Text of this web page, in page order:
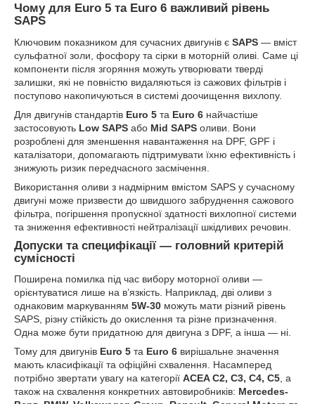
Чому для Euro 5 та Euro 6 важливий рівень
SAPS
Ключовим показником для сучасних двигунів є SAPS — вміст
сульфатної золи, фосфору та сірки в моторній оливі. Саме ці
компоненти після згоряння можуть утворювати тверді
залишки, які не повністю видаляються із сажових фільтрів і
поступово накопичуються в системі доочищення вихлопу.
Для двигунів стандартів Euro 5 та Euro 6 найчастіше
застосовують Low SAPS або Mid SAPS оливи. Вони
розроблені для зменшення навантаження на DPF, GPF і
каталізатори, допомагають підтримувати їхню ефективність і
знижують ризик передчасного засмічення.
Використання оливи з надмірним вмістом SAPS у сучасному
двигуні може призвести до швидшого забруднення сажового
фільтра, погіршення пропускної здатності вихлопної системи
та зниження ефективності нейтралізації шкідливих речовин.
Допуски та специфікації — головний критерій
сумісності
Поширена помилка під час вибору моторної оливи —
орієнтуватися лише на в’язкість. Наприклад, дві оливи з
однаковим маркуванням 5W-30 можуть мати різний рівень
SAPS, різну стійкість до окислення та різне призначення.
Одна може бути придатною для двигуна з DPF, а інша — ні.
Тому для двигунів Euro 5 та Euro 6 вирішальне значення
мають класифікації та офіційні схвалення. Насамперед
потрібно звертати увагу на категорії ACEA C2, C3, C4, C5, а
також на схвалення конкретних автовиробників: Mercedes-